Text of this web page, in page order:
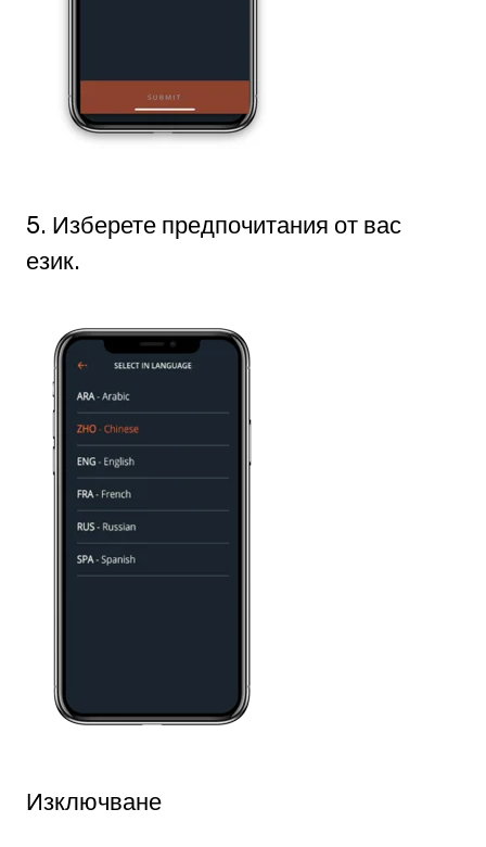
5. Изберете предпочитания от вас
език.
Изключване